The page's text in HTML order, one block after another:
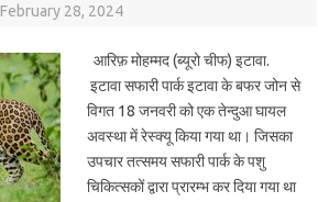
February 28, 2024
आरिफ़ मोहम्मद (ब्यूरो चीफ) इटावा.
इटावा सफारी पार्क इटावा के बफर जोन से
विगत 18 जनवरी को एक तेन्दुआ घायल
अवस्था में रेस्क्यू किया गया था। जिसका
उपचार तत्समय सफारी पार्क के पशु
चिकित्सकों द्वारा प्रारम्भ कर दिया गया था